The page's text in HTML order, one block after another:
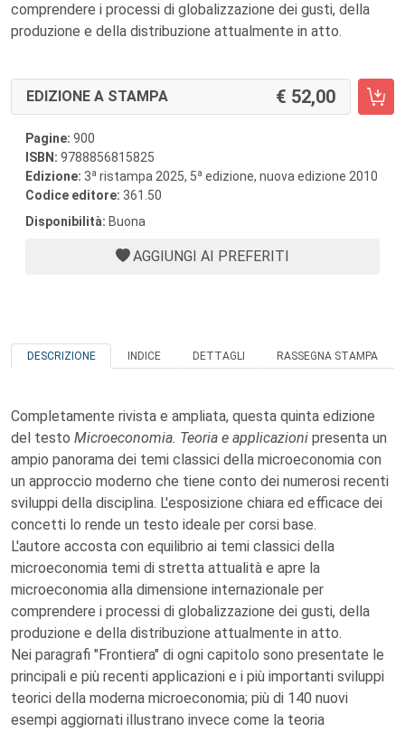
comprendere i processi di globalizzazione dei gusti, della
produzione e della distribuzione attualmente in atto.
EDIZIONE A STAMPA 52,00
Pagine: 900
ISBN: 9788856815825
Edizione: 3a ristampa 2025, 5a edizione, nuova edizione 2010
Codice editore: 361.50
Disponibilità: Buona
AGGIUNGI AI PREFERITI
DESCRIZIONE INDICE DETTAGLI RASSEGNA STAMPA
Completamente rivista e ampliata, questa quinta edizione
del testo Microeconomia. Teoria e applicazioni presenta un
ampio panorama dei temi classici della microeconomia con
un approccio moderno che tiene conto dei numerosi recenti
sviluppi della disciplina. L'esposizione chiara ed efficace dei
concetti lo rende un testo ideale per corsi base.
L'autore accosta con equilibrio ai temi classici della
microeconomia temi di stretta attualità e apre la
microeconomia alla dimensione internazionale per
comprendere i processi di globalizzazione dei gusti, della
produzione e della distribuzione attualmente in atto.
Nei paragrafi "Frontiera" di ogni capitolo sono presentate le
principali e più recenti applicazioni e i più importanti sviluppi
teorici della moderna microeconomia; più di 140 nuovi
esempi aggiornati illustrano invece come la teoria